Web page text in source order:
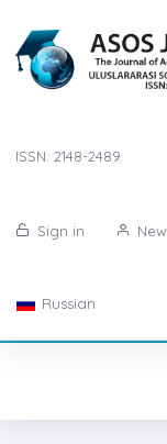
ISSN: 2148-2489
Sign in
Russian